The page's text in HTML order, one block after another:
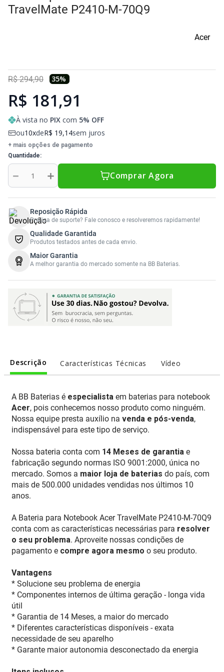
Sony Vaio
Sony Vaio
Caddy para SSD
TravelMate P2410-M-70Q9
Acer
R$ 294,90 35%
R$ 181,91
À vista no PIX com 5% OFF
ou10 deR$ 19,14sem juros
+ mais opções de pagamento
Quantidade
＋
－ Comprar Agora
Reposição Rápida
Precisa de suporte? Fale conosco e resolveremos rapidamente!
Qualidade Garantida
Produtos testados antes de cada envio.
Maior Garantia
A melhor garantia do mercado somente na BB Baterias.
Descrição Características Técnicas Vídeo
A BB Baterias é especialista em baterias para notebook
Acer, pois conhecemos nosso produto como ninguém.
Nossa equipe presta auxílio na venda e pós-venda,
indispensável para este tipo de serviço.
Nossa bateria conta com 14 Meses de garantia e
fabricação segundo normas ISO 9001:2000, única no
mercado. Somos a maior loja de baterias do país, com
mais de 500.000 unidades vendidas nos últimos 10
anos.
A Bateria para Notebook Acer TravelMate P2410-M-70Q9
conta com as características necessárias para resolver
o seu problema. Aproveite nossas condições de
pagamento e compre agora mesmo o seu produto.
Vantagens
* Solucione seu problema de energia
* Componentes internos de última geração - longa vida
útil
* Garantia de 14 Meses, a maior do mercado
* Diferentes características disponíveis - exata
necessidade de seu aparelho
* Garante maior autonomia desconectado da energia